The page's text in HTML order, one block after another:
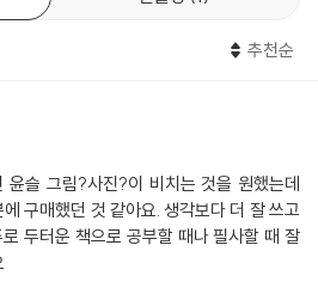
추천순
윤슬 그림?사진?이 비치는 것을 원했는데
구매했던 것 같아요. 생각보다 더 잘 쓰고
두터운 책으로 공부할 때나 필사할 때 잘